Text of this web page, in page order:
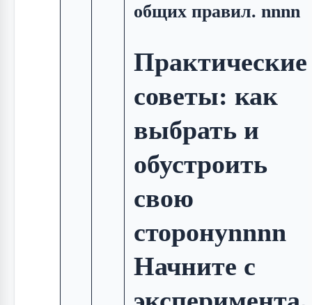
общих правил. nnnn
Практические
советы: как
выбрать и
обустроить
свою
сторонуnnnn
Начните с